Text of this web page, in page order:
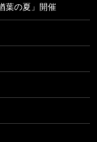
葉の夏」開催